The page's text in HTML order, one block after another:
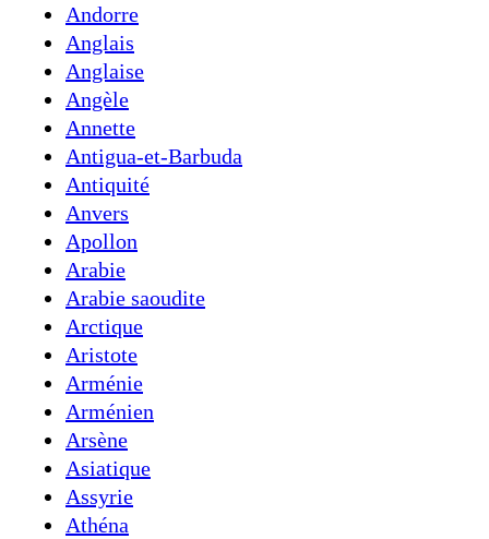
Andorre
Anglais
Anglaise
Angèle
Annette
Antigua-et-Barbuda
Antiquité
Anvers
Apollon
Arabie
Arabie saoudite
Arctique
Aristote
Arménie
Arménien
Arsène
Asiatique
Assyrie
Athéna